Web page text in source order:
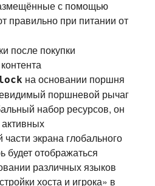
с помощью
правильно при питании от
после покупки
на основании поршня
поршневой рычаг
набор ресурсов, он
экрана глобального
будет отображаться
различных языков
хоста и игрока» в